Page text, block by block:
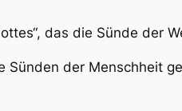
das die Sünde der
Sünden der Menschheit